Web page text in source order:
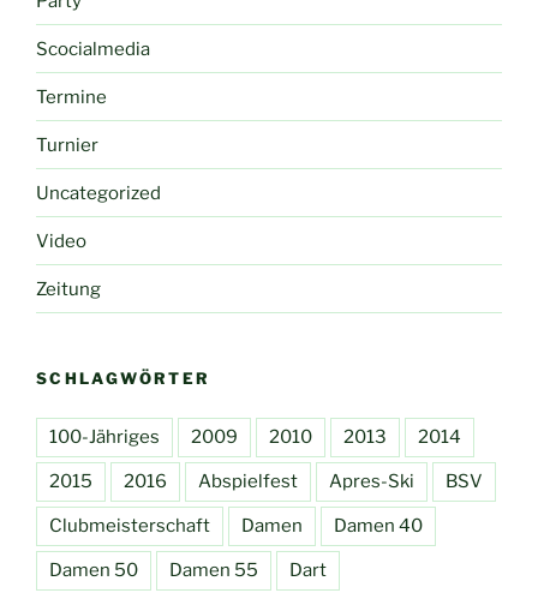
Scocialmedia
Termine
Turnier
Uncategorized
Video
Zeitung
SCHLAGWÖRTER
100-Jähriges 2009 2010 2013 2014
2015 2016 Abspielfest Apres-Ski BSV
Clubmeisterschaft Damen Damen 40
Damen 50 Damen 55 Dart